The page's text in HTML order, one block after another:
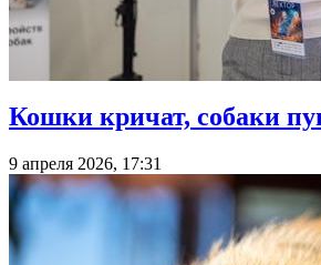
Кошки кричат, собаки
9 апреля 2026, 17:31